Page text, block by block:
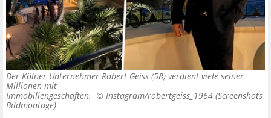
Der Kölner Unternehmer Robert Geiss (58) verdient viele seiner
Millionen mit
Immobiliengeschäften. © Instagram/robertgeiss_1964 (Screenshots,
Bildmontage)